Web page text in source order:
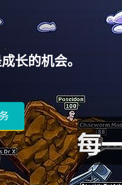
无尽潜力。